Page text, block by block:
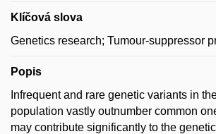
Klíčová slova
Genetics research; Tumour-suppressor
Popis
Infrequent and rare genetic variants in
population vastly outnumber common
may contribute significantly to the